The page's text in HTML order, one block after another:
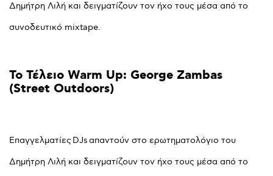
Δημήτρη Λιλή και δειγματίζουν τον ήχο τους μέσα από το
συνοδευτικό mixtape.
Το Τέλειο Warm Up: George Zambas
(Street Outdoors)
Επαγγελματίες DJs απαντούν στο ερωτηματολόγιο του
Δημήτρη Λιλή και δειγματίζουν τον ήχο τους μέσα από το